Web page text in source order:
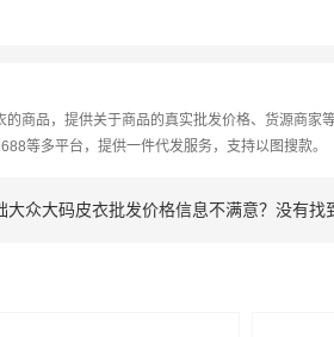
商品，提供关于商品的真实批发价格、货源商家
等多平台，提供一件代发服务，支持以图搜款。
大众大码皮衣批发价格信息不满意？没有找